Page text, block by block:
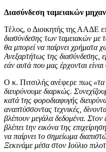
Διασύνδεση ταμειακών
Τέλος, ο Διοικητής της ΑΑΔΕ
διασύνδεσης των ταμειακών με
θα μπορεί να παίρνει χρήματα
Ανεξαρτήτως της διασύνδεσης,
εάν αυτά που μας έρχονται
Ο κ. Πιτσιλής ανέφερε πως
διευρύνουμε διαρκώς.
κατά της φοροδιαφυγής
αναπτύσσοντας τεχνικές,
βλέπουν μεγάλα δεδομένα. Στον
βλέπει την εικόνα της
να παίρνει το σημείωμα
Ξεκινάμε μέσα στον Ιούλιο